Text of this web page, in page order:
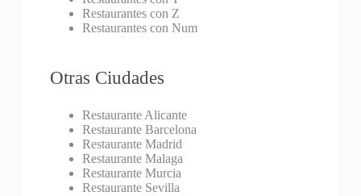
Restaurantes con Z
Restaurantes con Num
Otras Ciudades
Restaurante Alicante
Restaurante Barcelona
Restaurante Madrid
Restaurante Malaga
Restaurante Murcia
Restaurante Sevilla